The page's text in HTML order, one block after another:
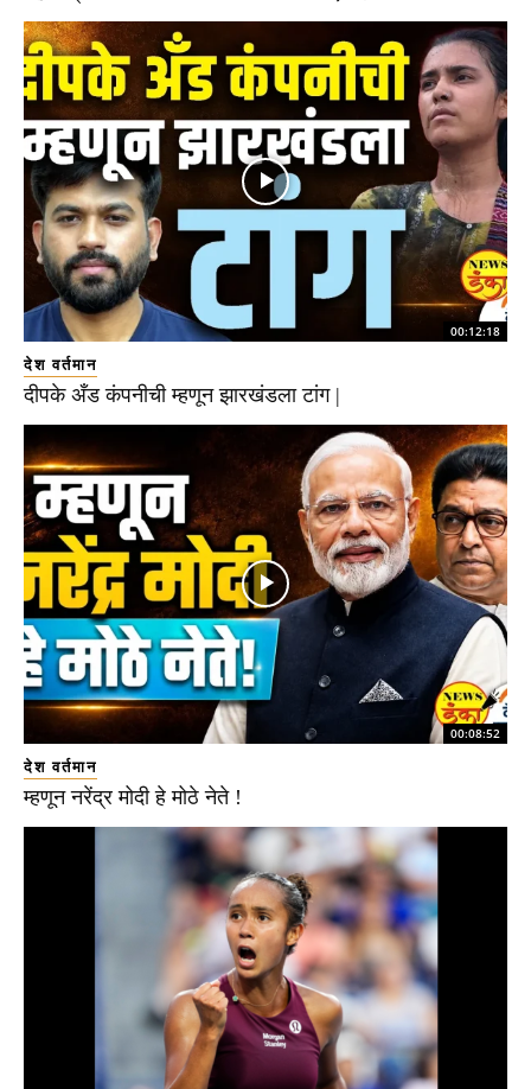
00:12:18
देश वर्तमान
दीपके अँड कंपनीची म्हणून झारखंडला टांग |
00:08:52
देश वर्तमान
म्हणून नरेंद्र मोदी हे मोठे नेते !